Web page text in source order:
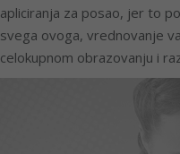
apliciranja za posao, jer to
svega ovoga, vrednovanje
celokupnom obrazovanju i